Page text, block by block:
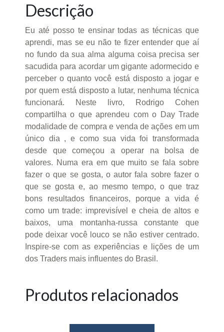
Descrição
Eu até posso te ensinar todas as técnicas que
aprendi, mas se eu não te fizer entender que aí
no fundo da sua alma alguma coisa precisa ser
sacudida para acordar um gigante adormecido e
perceber o quanto você está disposto a jogar e
por quem está disposto a lutar, nenhuma técnica
funcionará. Neste livro, Rodrigo Cohen
compartilha o que aprendeu com o Day Trade
modalidade de compra e venda de ações em um
único dia , e como sua vida foi transformada
desde que começou a operar na bolsa de
valores. Numa era em que muito se fala sobre
fazer o que se gosta, o autor fala sobre fazer o
que se gosta e, ao mesmo tempo, o que traz
bons resultados financeiros, porque a vida é
como um trade: imprevisível e cheia de altos e
baixos, uma montanha-russa constante que
pode deixar você louco se não estiver centrado.
Inspire-se com as experiências e lições de um
dos Traders mais influentes do Brasil.
Produtos relacionados